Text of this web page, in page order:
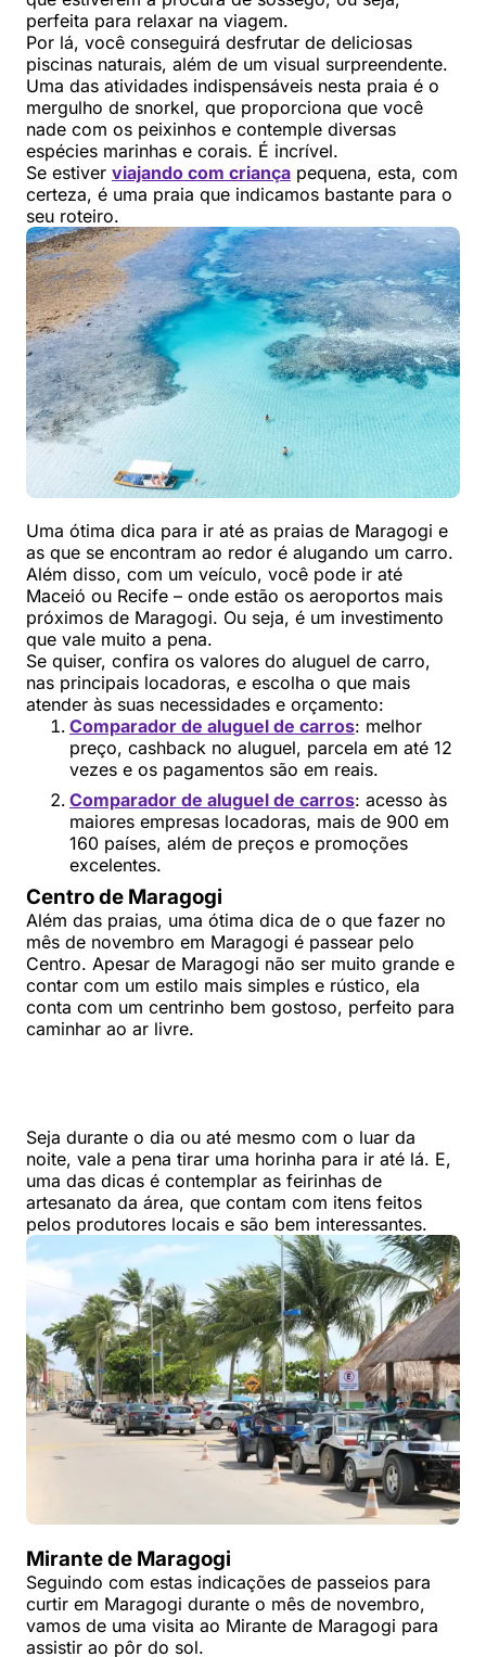
perfeita para relaxar na viagem.
Por lá, você conseguirá desfrutar de deliciosas
piscinas naturais, além de um visual surpreendente.
Uma das atividades indispensáveis nesta praia é o
mergulho de snorkel, que proporciona que você
nade com os peixinhos e contemple diversas
espécies marinhas e corais. É incrível.
Se estiver viajando com criança pequena, esta, com
certeza, é uma praia que indicamos bastante para o
seu roteiro.
Uma ótima dica para ir até as praias de Maragogi e
as que se encontram ao redor é alugando um carro.
Além disso, com um veículo, você pode ir até
Maceió ou Recife – onde estão os aeroportos mais
próximos de Maragogi. Ou seja, é um investimento
que vale muito a pena.
Se quiser, confira os valores do aluguel de carro,
nas principais locadoras, e escolha o que mais
atender às suas necessidades e orçamento:
Comparador de aluguel de carros: melhor
preço, cashback no aluguel, parcela em até 12
vezes e os pagamentos são em reais.
Comparador de aluguel de carros: acesso às
maiores empresas locadoras, mais de 900 em
160 países, além de preços e promoções
excelentes.
Centro de Maragogi
Além das praias, uma ótima dica de o que fazer no
mês de novembro em Maragogi é passear pelo
Centro. Apesar de Maragogi não ser muito grande e
contar com um estilo mais simples e rústico, ela
conta com um centrinho bem gostoso, perfeito para
caminhar ao ar livre.
Seja durante o dia ou até mesmo com o luar da
noite, vale a pena tirar uma horinha para ir até lá. E,
uma das dicas é contemplar as feirinhas de
artesanato da área, que contam com itens feitos
pelos produtores locais e são bem interessantes.
Mirante de Maragogi
Seguindo com estas indicações de passeios para
curtir em Maragogi durante o mês de novembro,
vamos de uma visita ao Mirante de Maragogi para
assistir ao pôr do sol.